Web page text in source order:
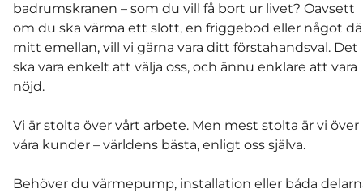
badrumskranen – som du vill få bort ur livet? Oavsett
om du ska värma ett slott, en friggebod eller något
mitt emellan, vill vi gärna vara ditt förstahandsval. Det
ska vara enkelt att välja oss, och ännu enklare att vara
nöjd.
Vi är stolta över vårt arbete. Men mest stolta är vi över
våra kunder – världens bästa, enligt oss själva.
Behöver du värmepump, installation eller båda